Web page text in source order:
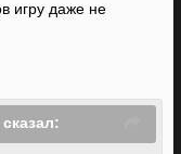
игру даже не